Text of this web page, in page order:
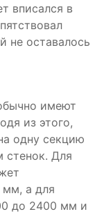
вписался в
не оставалось
имеют
из этого,
одну секцию
стенок. Для
мм, а для
до 2400 мм и